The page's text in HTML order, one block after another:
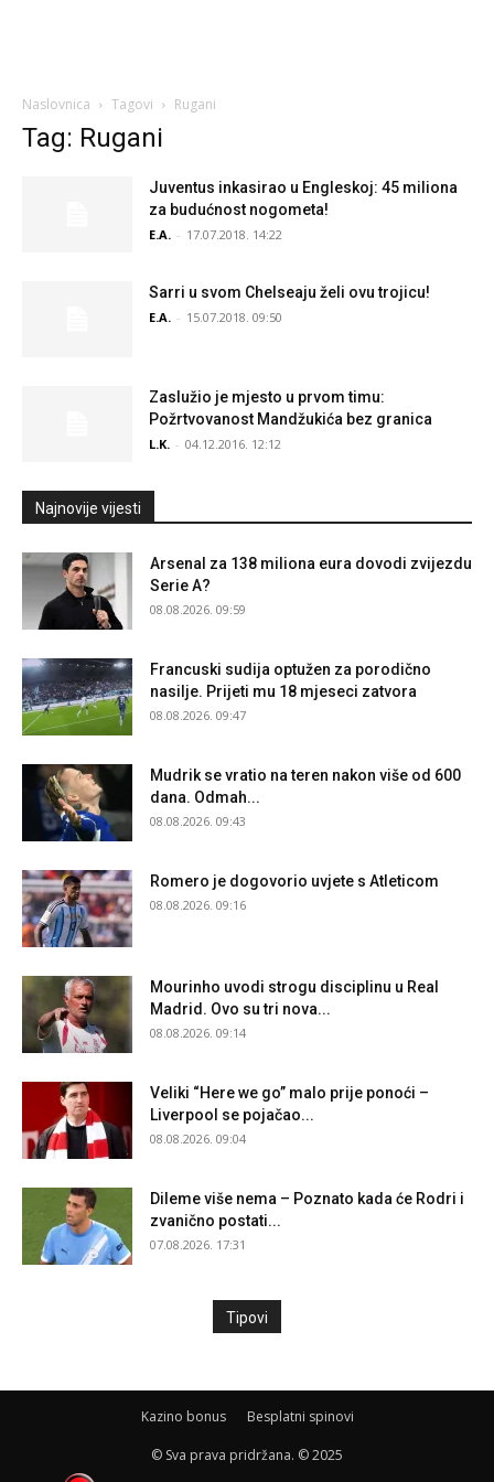
Naslovnica Tagovi Rugani
Tag: Rugani
Juventus inkasirao u Engleskoj: 45 miliona
za budućnost nogometa!
E.A. - 17.07.2018. 14:22
Sarri u svom Chelseaju želi ovu trojicu!
E.A. - 15.07.2018. 09:50
Zaslužio je mjesto u prvom timu:
Požrtvovanost Mandžukića bez granica
L.K. - 04.12.2016. 12:12
Najnovije vijesti
Arsenal za 138 miliona eura dovodi zvijezdu
Serie A?
08.08.2026. 09:59
Francuski sudija optužen za porodično
nasilje. Prijeti mu 18 mjeseci zatvora
08.08.2026. 09:47
Mudrik se vratio na teren nakon više od 600
dana. Odmah...
08.08.2026. 09:43
Romero je dogovorio uvjete s Atleticom
08.08.2026. 09:16
Mourinho uvodi strogu disciplinu u Real
Madrid. Ovo su tri nova...
08.08.2026. 09:14
Veliki “Here we go” malo prije ponoći –
Liverpool se pojačao...
08.08.2026. 09:04
Dileme više nema – Poznato kada će Rodri i
zvanično postati...
07.08.2026. 17:31
Tipovi
Kazino bonus Besplatni spinovi
© Sva prava pridržana. © 2025